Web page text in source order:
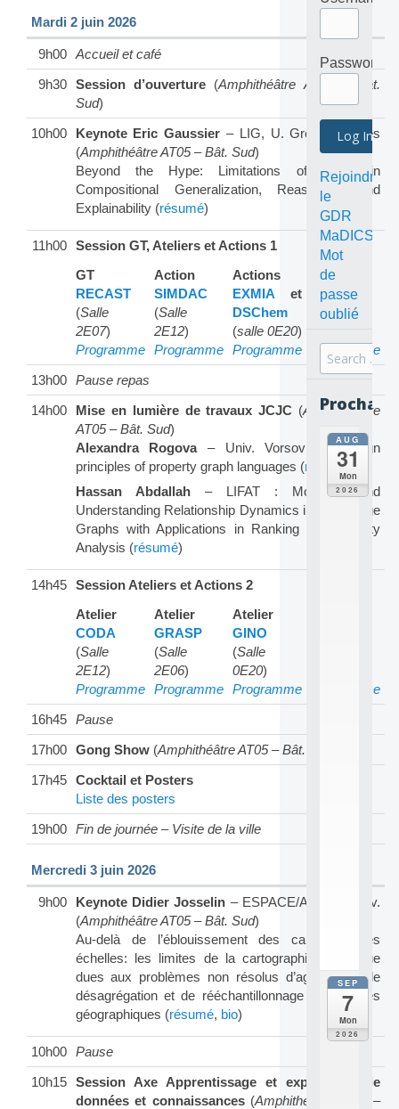
Mardi 2 juin 2026
9h00 Accueil et café
9h30 Session d’ouverture (Amphithéâtre AT05 – Bât.
Sud)
10h00
Keynote Eric Gaussier – LIG, U. Grenoble-Alpes
(Amphithéâtre AT05 – Bât. Sud)
Beyond the Hype: Limitations of LLMs in
Compositional Generalization, Reasoning, and
Explainability (résumé)
11h00 Session GT, Ateliers et Actions 1
GT
RECAST
(Salle
2E07)
Programme
Action
SIMDAC
(Salle
2E12)
Programme
Actions
EXMIAet
DSChem
(salle 0E20)
Programme
Action
DAE
Salle
Programme
13h00 Pause repas
14h00
Mise en lumière de travaux JCJC (Amphithéâtre
AT05 – Bât. Sud)
Alexandra Rogova– Univ. Vorsovie : Design
principles of property graph languages (résumé )
Hassan Abdallah– LIFAT : Modeling and
Understanding Relationship Dynamics in Knowledge
Graphs with Applications in Ranking and Stability
Analysis (résumé)
14h45 Session Ateliers et Actions 2
Atelier
CODA
(Salle
2E12)
Programme
Atelier
GRASP
(Salle
2E06)
Programme
Atelier
GINO
(Salle
0E20)
Programme
Programme
16h45 Pause
17h00 Gong Show(Amphithéâtre AT05 – Bât. Sud
17h45 Cocktail et Posters
Liste des posters
19h00 Fin de journée – Visite de la ville
Mercredi 3 juin 2026
9h00 Keynote Didier Josselin – ESPACE/Avignon Univ.
(Amphithéâtre AT05 – Bât. Sud)
Au-delà de l’éblouissement des capacités des
échelles: les limites de la cartographie statistique
dues aux problèmes non résolus d’agrégation, de
désagrégation et de rééchantillonnage de données
géographiques (résumé, bio)
10h00 Pause
10h15 Session Axe Apprentissage et exploration de
données et connaissances(Amphithéâtre AT05 –
Password
Rejoindre
le
GDR
MaDICS
Mot
de
passe
oublié
Search
for:
AUG
31
Mon
2026
T
o
t
i
SEP
7
Mon
2026
A